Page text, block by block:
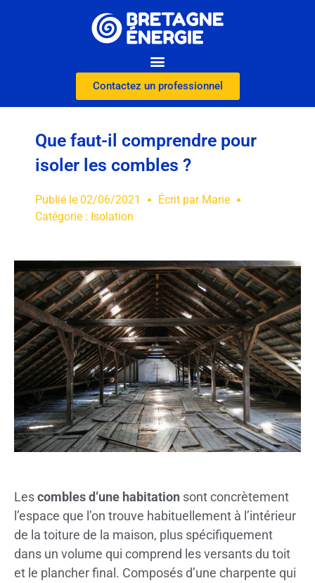
Contactez un professionnel
Que faut-il comprendre pour
isoler les combles ?
Publié le 02/06/2021 Écrit parMarie
Catégorie : Isolation
Lescombles d’une habitation sont concrètement
l’espace que l’on trouve habituellement à l’intérieur
de la toiture de la maison, plus spécifiquement
dans un volume qui comprend les versants du toit
et le plancher final. Composés d’une charpente qui